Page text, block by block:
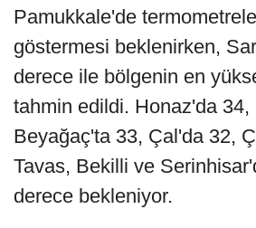
Pamukkale'de
göstermesi beklenirken,
derece ile bölgenin en
tahmin edildi. Honaz'da 34,
Beyağaç'ta 33, Çal'da 32,
Tavas, Bekilli ve
derece bekleniyor.